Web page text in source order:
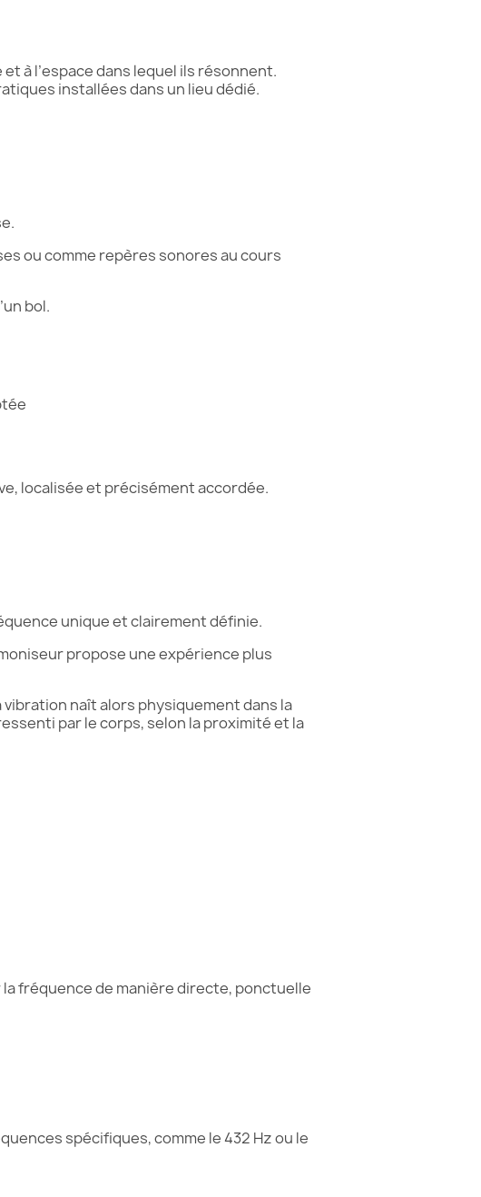
à l’espace dans lequel ils résonnent.
installées dans un lieu dédié.
ou comme repères sonores au cours
bol.
localisée et précisément accordée.
unique et clairement définie.
propose une expérience plus
naît alors physiquement dans la
par le corps, selon la proximité et la
fréquence de manière directe, ponctuelle
spécifiques, comme le 432 Hz ou le